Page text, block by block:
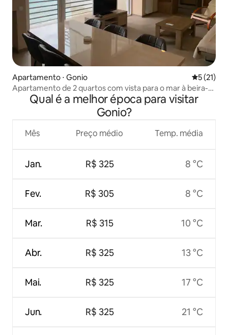
Apartamento ⋅ Gonio 5 de uma
5 (21)
Apartamento de 2 quartos com vista para o mar à beira-
mar Gonio N505
Qual é a melhor época para visitar
Gonio?
Mês
Jan.
Fev.
Mar.
Abr.
Mai.
Jun.
Preço médio
R$ 325
R$ 305
R$ 315
R$ 325
R$ 325
R$ 325
Temp. média
8 °C
8 °C
10 °C
13 °C
17 °C
21 °C